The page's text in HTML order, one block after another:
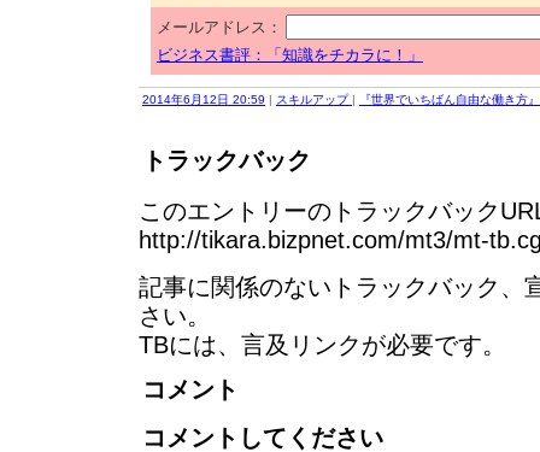
メールアドレス：
ビジネス書評：「知識をチカラに！」
2014年6月12日 20:59 | スキルアップ | 『世界でいちばん自由な働き方
トラックバック
このエントリーのトラックバック
http://tikara.bizpnet.com/mt3/mt-
記事に関係のないトラックバック、
さい。
TBには、言及リンクが必要です。
コメント
コメントしてください